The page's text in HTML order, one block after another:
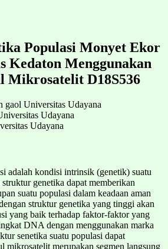
Populasi Monyet Ekor
Kedaton Menggunakan
Mikrosatelit D18S536
gaol Universitas Udayana
Udayana
Udayana
adalah kondisi intrinsik (genetik) suatu
genetika dapat memberikan
suatu populasi dalam keadaan aman
struktur genetika yang tinggi akan
yang baik terhadap faktor-faktor yang
DNA dengan menggunakan marka
senetika suatu populasi dapat
mikrosatelit merupakan segmen langsung